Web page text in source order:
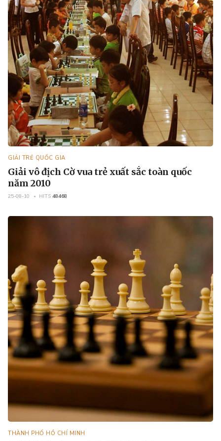
GIẢI TRẺ QUỐC GIA
Giải vô địch Cờ vua trẻ xuất sắc toàn quốc
năm 2010
25-08-10 HITS 48468
THÀNH PHỐ HỒ CHÍ MINH